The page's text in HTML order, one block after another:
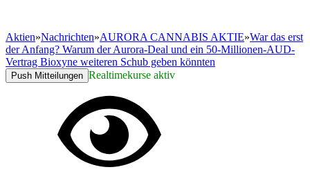
Aktien»Nachrichten»AURORA CANNABIS AKTIE»War das erst
der Anfang? Warum der Aurora-Deal und ein 50-Millionen-AUD-
Vertrag Bioxyne weiteren Schub geben könnten
Push Mitteilungen Realtimekurse aktiv